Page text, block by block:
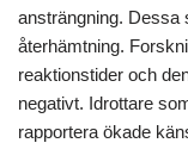
ansträngning. Dessa
återhämtning.
reaktionstider och
negativt. Idrottare
rapportera ökade